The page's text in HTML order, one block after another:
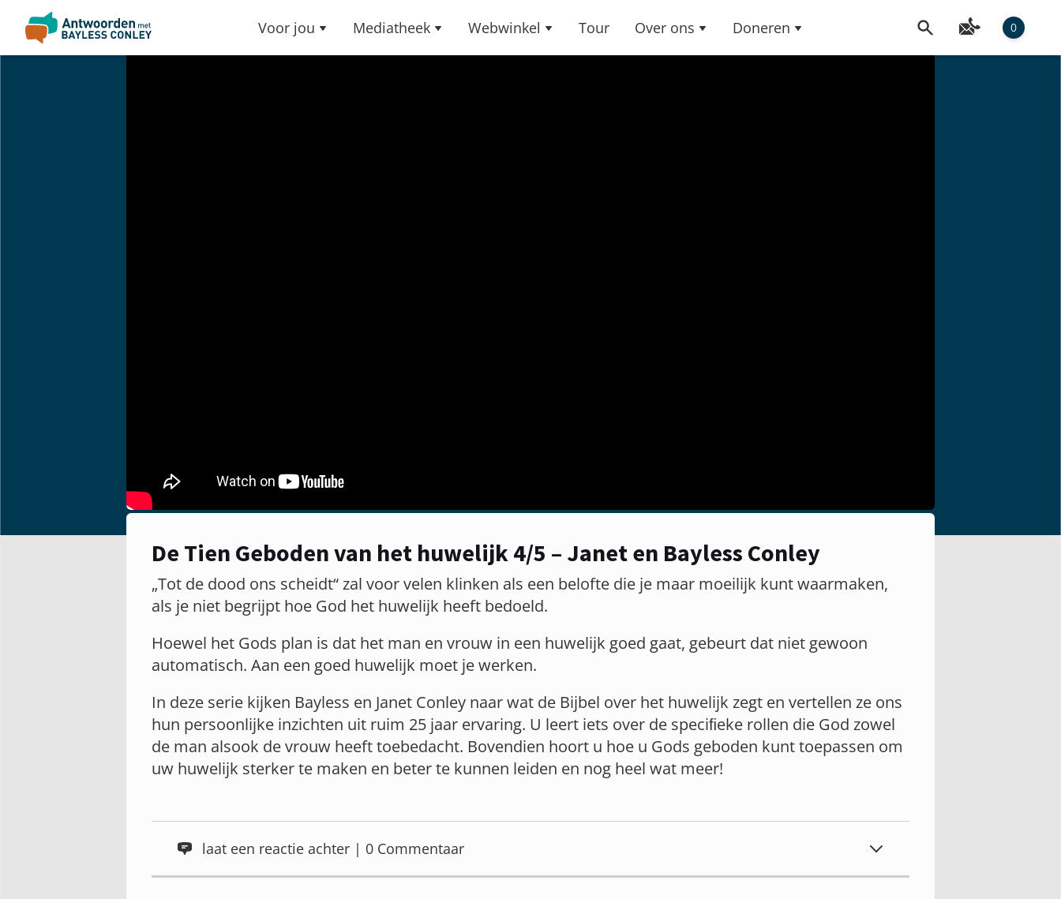
Voor jou Mediatheek Webwinkel Tour Over ons Doneren 0
De Tien Geboden van het huwelijk 4/5 – Janet en Bayless Conley
„Tot de dood ons scheidt“ zal voor velen klinken als een belofte die je maar moeilijk kunt waarmaken,
als je niet begrijpt hoe God het huwelijk heeft bedoeld.
Hoewel het Gods plan is dat het man en vrouw in een huwelijk goed gaat, gebeurt dat niet gewoon
automatisch. Aan een goed huwelijk moet je werken.
In deze serie kijken Bayless en Janet Conley naar wat de Bijbel over het huwelijk zegt en vertellen ze ons
hun persoonlijke inzichten uit ruim 25 jaar ervaring. U leert iets over de speciﬁeke rollen die God zowel
de man alsook de vrouw heeft toebedacht. Bovendien hoort u hoe u Gods geboden kunt toepassen om
uw huwelijk sterker te maken en beter te kunnen leiden en nog heel wat meer!
laat een reactie achter | 0 Commentaar